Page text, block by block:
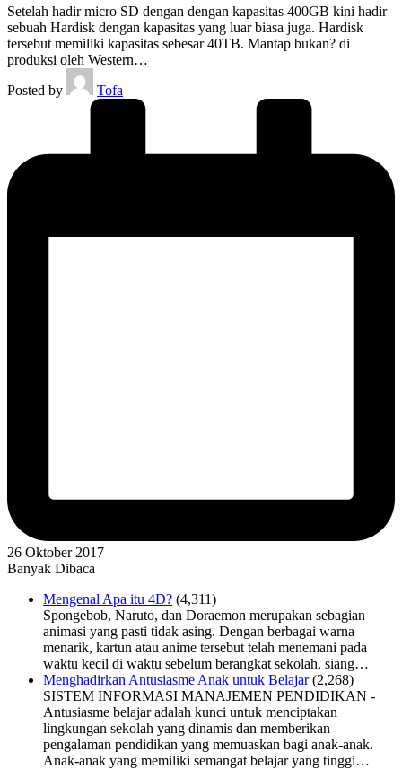
Setelah hadir micro SD dengan dengan kapasitas 400GB kini hadir
sebuah Hardisk dengan kapasitas yang luar biasa juga. Hardisk
tersebut memiliki kapasitas sebesar 40TB. Mantap bukan? di
produksi oleh Western…
Posted by
Tofa
26 Oktober 2017
Banyak Dibaca
Mengenal Apa itu 4D? (4,311)
Spongebob, Naruto, dan Doraemon merupakan sebagian
animasi yang pasti tidak asing. Dengan berbagai warna
menarik, kartun atau anime tersebut telah menemani pada
waktu kecil di waktu sebelum berangkat sekolah, siang…
Menghadirkan Antusiasme Anak untuk Belajar (2,268)
SISTEM INFORMASI MANAJEMEN PENDIDIKAN -
Antusiasme belajar adalah kunci untuk menciptakan
lingkungan sekolah yang dinamis dan memberikan
pengalaman pendidikan yang memuaskan bagi anak-anak.
Anak-anak yang memiliki semangat belajar yang tinggi…